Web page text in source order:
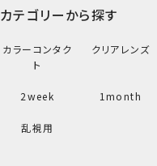
カテゴリーから探す
カラーコンタク
ト
クリアレンズ
2week 1month
乱視用